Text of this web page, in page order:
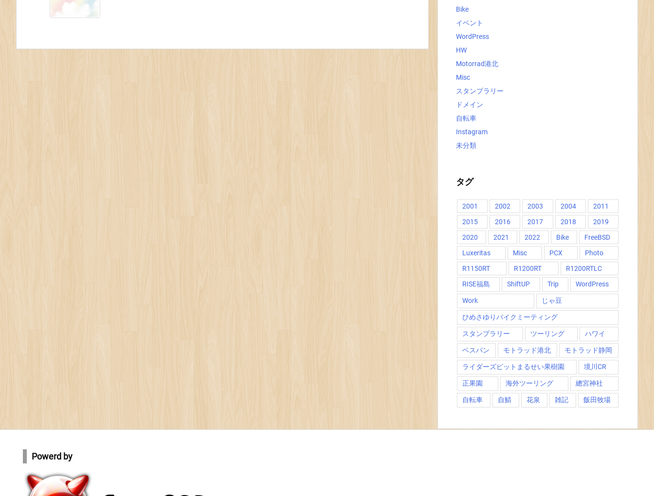
Bike
イベント
WordPress
HW
Motorrad港北
Misc
スタンプラリー
ドメイン
自転車
Instagram
未分類
タグ
2001 2002 2003 2004
2011
2015
2016 2017 2018
2019
2020
2021 2022 Bike
FreeBSD
Luxeritas
Misc PCX
Photo
R1150RT
R1200RT
R1200RTLC
RISE福島
ShiftUP Trip WordPress
Work じゃ豆
ひめさゆりバイクミーティング
スタンプラリー ツーリング ハワイ
ベスパン モトラッド港北 モトラッド静岡
ライダーズピットまるせい果樹園 境川CR
正果園 海外ツーリング 總宮神社
自転車 自鯖 花泉 雑記 飯田牧場
Powerd by